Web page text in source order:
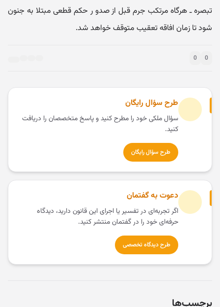
تبصره ـ هرگاه مرتکب جرم قبل از صدو ر حکم قطعی مبتلا به جنون
شود تا زمان افاقه تعقیب متوقف خواهد شد.
0
0
طرح سؤال رایگان
سؤال ملکی خود را مطرح کنید و پاسخ متخصصان را دریافت
کنید.
طرح سؤال رایگان
دعوت به گفتمان
اگر تجربه‌ای در تفسیر یا اجرای این قانون دارید، دیدگاه
حرفه‌ای خود را در گفتمان منتشر کنید.
طرح دیدگاه تخصصی
برچسب‌ها